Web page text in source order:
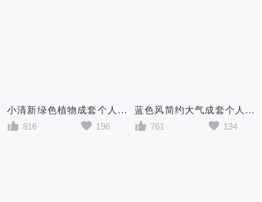
小清新绿色植物成套个人简历Word模板
816
196
蓝色风简约大气成套个人简历Word模板
761
134